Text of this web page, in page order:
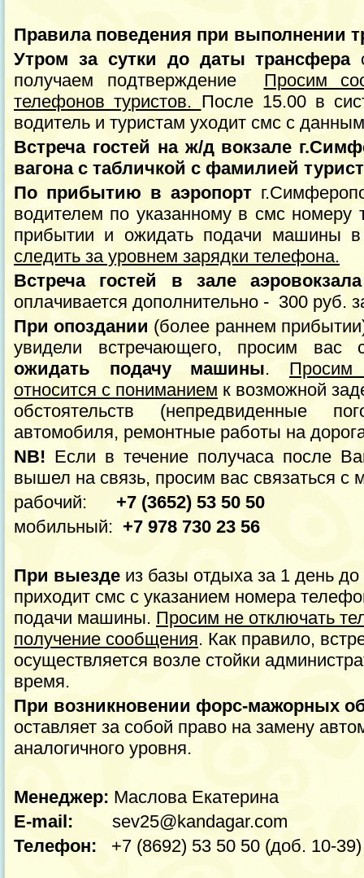
Правила поведения при выполнении
Утром за сутки до даты трансфера
получаем подтверждение Просим
телефонов туристов. После 15.00 в
водитель и туристам уходит смс с
Встреча гостей на ж/д вокзале
вагона с табличкой с фамилией
По прибытию в аэропорт
водителем по указанному в смс
прибытии и ожидать подачи машины
следить за уровнем зарядки телефона.
Встреча гостей в зале аэровокзала
оплачивается дополнительно - 300 руб.
При опоздании (более раннем
увидели встречающего, просим вас
ожидать подачу машины. Просим
относится с пониманием к возможной
обстоятельств (непредвиденные
автомобиля, ремонтные работы на
NB! Если в течение получаса после
вышел на связь, просим вас связаться
рабочий: +7 (3652) 53 50 50
мобильный: +7 978 730 23 56
При выезде из базы отдыха за 1 день
приходит смс с указанием номера
подачи машины. Просим не отключать
получение сообщения. Как правило,
осуществляется возле стойки
время.
При возникновении форс-мажорных
оставляет за собой право на замену
аналогичного уровня.
Менеджер: Маслова Екатерина
E-mail: sev25@kandagar.com
Телефон: +7 (8692) 53 50 50 (доб. 10-39)